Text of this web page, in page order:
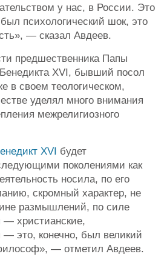
у нас, в России. Это
психологический шок, это
— сказал Авдеев.
предшественника Папы
XVI, бывший посол
в своем теологическом,
уделял много внимания
межрелигиозного
XVI будет
поколениями как
носила, по его
скромный характер, не
размышлений, по силе
— христианские,
это, конечно, был великий
— отметил Авдеев.